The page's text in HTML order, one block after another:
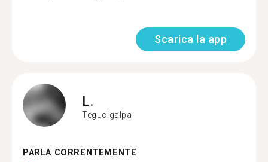
Scarica la app
L.
Tegucigalpa
PARLA CORRENTEMENTE